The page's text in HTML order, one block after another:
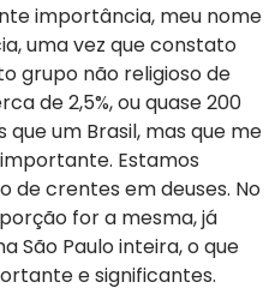
importância, meu nome
uma vez que constato
grupo não religioso de
de 2,5%, ou quase 200
que um Brasil, mas que me
Estamos
de crentes em deuses. No
for a mesma, já
São Paulo inteira, o que
e significantes.